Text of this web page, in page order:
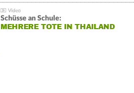
Schüsse an Schule:
MEHRERE TOTE IN THAILAND